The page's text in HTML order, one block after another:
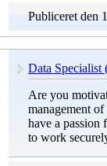
Publiceret den
Data Specialist
Are you
management
have a passion
to work